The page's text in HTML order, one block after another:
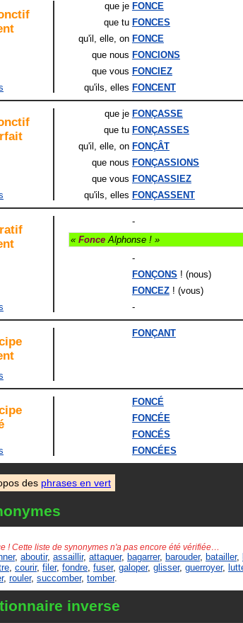
que je FONCE
que tu FONCES
qu'il , elle, on FONCE
que nous FONCIONS
que vous FONCIEZ
qu'ils, elles FONCENT
que je FONÇASSE
que tu FONÇASSES
qu'il , elle, on FONÇÂT
que nous FONÇASSIONS
que vous FONÇASSIEZ
qu'ils, elles FONÇASSENT
-
« FonceAlphonse ! »
-
FONÇONS ! (nous)
FONCEZ! (vous)
-
FONÇANT
FONCÉ
FONCÉE
FONCÉS
FONCÉES
des phrases en vert
! Cette liste de synonymes n'a pas encore été vérifiée…
, aboutir, assaillir, attaquer, bagarrer, barouder, batailler,
courir, filer, fondre fuser, galoper, glisser, guerroyer,
, rouler, succomber, tomber.
inverse